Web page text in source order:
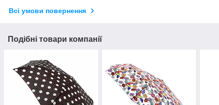
Всі умови повернення
Подібні товари компанії